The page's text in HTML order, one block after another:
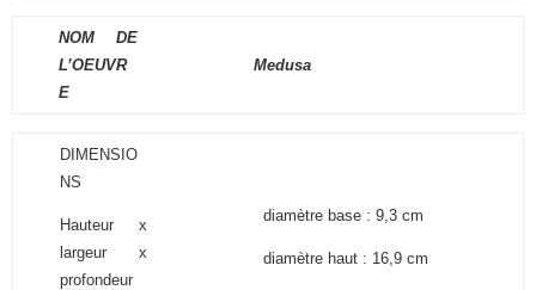
NOM DE
L’OEUVR
E
Medusa
DIMENSIO
NS
Hauteur x
largeur x
profondeur
diamètre base : 9,3 cm
diamètre haut : 16,9 cm